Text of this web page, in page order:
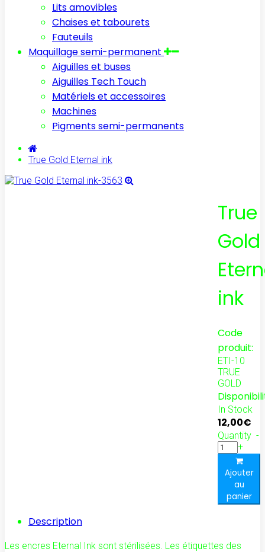
Lits amovibles
Chaises et tabourets
Fauteuils
Maquillage semi-permanent
Aiguilles et buses
Aiguilles Tech Touch
Matériels et accessoires
Machines
Pigments semi-permanents
True Gold Eternal ink
True
Gold
ink
Code
produit:
ETI-10
TRUE
GOLD
In Stock
12,00€
Quantity -
+
Ajouter
au
panier
Description
Les encres Eternal Ink sont stérilisées. Les étiquettes des